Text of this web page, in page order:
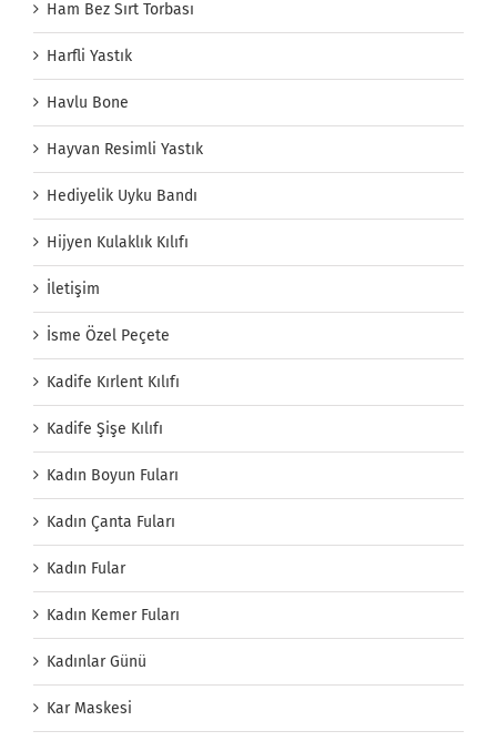
Ham Bez Sırt Torbası
Harfli Yastık
Havlu Bone
Hayvan Resimli Yastık
Hediyelik Uyku Bandı
Hijyen Kulaklık Kılıfı
İletişim
İsme Özel Peçete
Kadife Kırlent Kılıfı
Kadife Şişe Kılıfı
Kadın Boyun Fuları
Kadın Çanta Fuları
Kadın Fular
Kadın Kemer Fuları
Kadınlar Günü
Kar Maskesi